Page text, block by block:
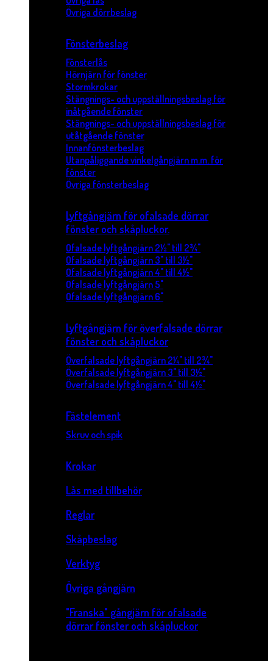
Övriga dörrbeslag
Fönsterbeslag
Fönsterlås
Hörnjärn för fönster
Stormkrokar
Stängnings- och uppställningsbeslag för
inåtgående fönster
Stängnings- och uppställningsbeslag för
utåtgående fönster
Innanfönsterbeslag
Utanpåliggande vinkelgångjärn m.m. för
fönster
Övriga fönsterbeslag
Lyftgångjärn för ofalsade dörrar
fönster och skåpluckor.
Ofalsade lyftgångjärn 2½" till 2¾"
Ofalsade lyftgångjärn 3" till 3½"
Ofalsade lyftgångjärn 4" till 4½"
Ofalsade lyftgångjärn 5"
Ofalsade lyftgångjärn 6"
Lyftgångjärn för överfalsade dörrar
fönster och skåpluckor
Överfalsade lyftgångjärn 2¼" till 2¾"
Överfalsade lyftgångjärn 3" till 3½"
Överfalsade lyftgångjärn 4" till 4½"
Fästelement
Skruv och spik
Krokar
Lås med tillbehör
Reglar
Skåpbeslag
Verktyg
Övriga gångjärn
"Franska" gångjärn för ofalsade
dörrar fönster och skåpluckor